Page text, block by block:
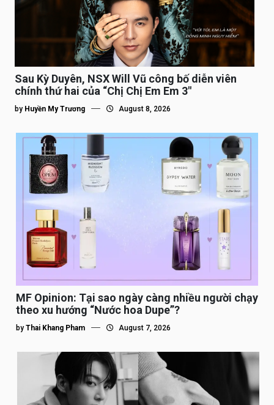
Sau Kỳ Duyên, NSX Will Vũ công bố diễn viên
chính thứ hai của “Chị Chị Em Em 3″
by Huyền My Trương August 8, 2026
MF Opinion: Tại sao ngày càng nhiều người chạy
theo xu hướng “Nước hoa Dupe”?
by Thai Khang Pham August 7, 2026